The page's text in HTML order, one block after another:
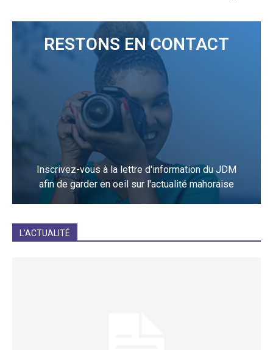
RESTONS EN CONTACT
Inscrivez-vous à la lettre d'information du JDM
afin de garder en oeil sur l'actualité mahoraise
L'ACTUALITÉ